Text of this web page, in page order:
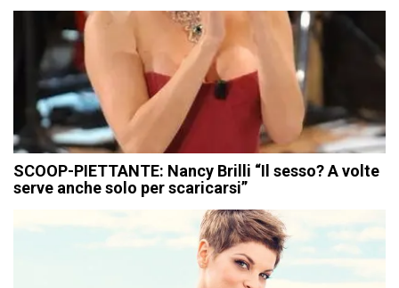
SCOOP-PIETTANTE: Nancy Brilli “Il sesso? A volte
serve anche solo per scaricarsi”